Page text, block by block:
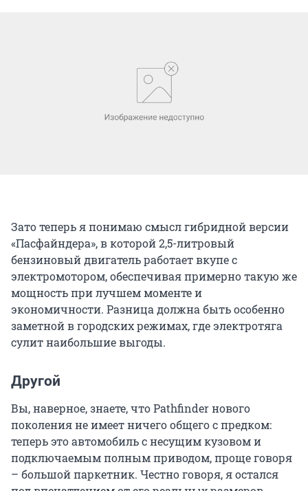
Зато теперь я понимаю смысл гибридной версии
«Пасфайндера», в которой 2,5-литровый
бензиновый двигатель работает вкупе с
электромотором, обеспечивая примерно такую же
мощность при лучшем моменте и
экономичности. Разница должна быть особенно
заметной в городских режимах, где электротяга
сулит наибольшие выгоды.
Другой
Вы, наверное, знаете, что Pathfinder нового
поколения не имеет ничего общего с предком:
теперь это автомобиль с несущим кузовом и
подключаемым полным приводом, проще говоря
– большой паркетник. Честно говоря, я остался